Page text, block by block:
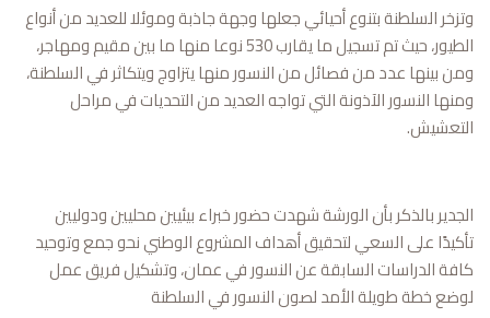
وتزخر السلطنة بتنوع أحيائي جعلها وجهة جاذبة وموئلا للعديد من أنواع
الطيور، حيث تم تسجيل ما يقارب 530 نوعا منها ما بين مقيم ومهاجر،
ومن بينها عدد من فصائل من النسور منها يتزاوج ويتكاثر في السلطنة،
ومنها النسور الآذونة التي تواجه العديد من التحديات في مراحل
التعشيش.
الجدير بالذكر بأن الورشة شهدت حضور خبراء بيئيين محليين ودوليين
تأكيدًا على السعي لتحقيق أهداف المشروع الوطني نحو جمع وتوحيد
كافة الدراسات السابقة عن النسور في عمان، وتشکیل فريق عمل
لوضع خطة طويلة الأمد لصون النسور في السلطنة